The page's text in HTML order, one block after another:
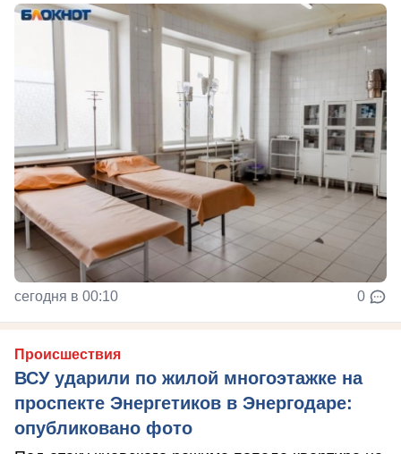
сегодня в 00:10 0
Происшествия
ВСУ ударили по жилой многоэтажке на
проспекте Энергетиков в Энергодаре:
опубликовано фото